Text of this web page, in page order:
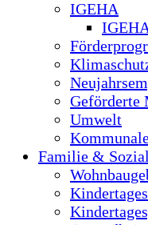
IGEHA
Geförderte
Umwelt
Familie &